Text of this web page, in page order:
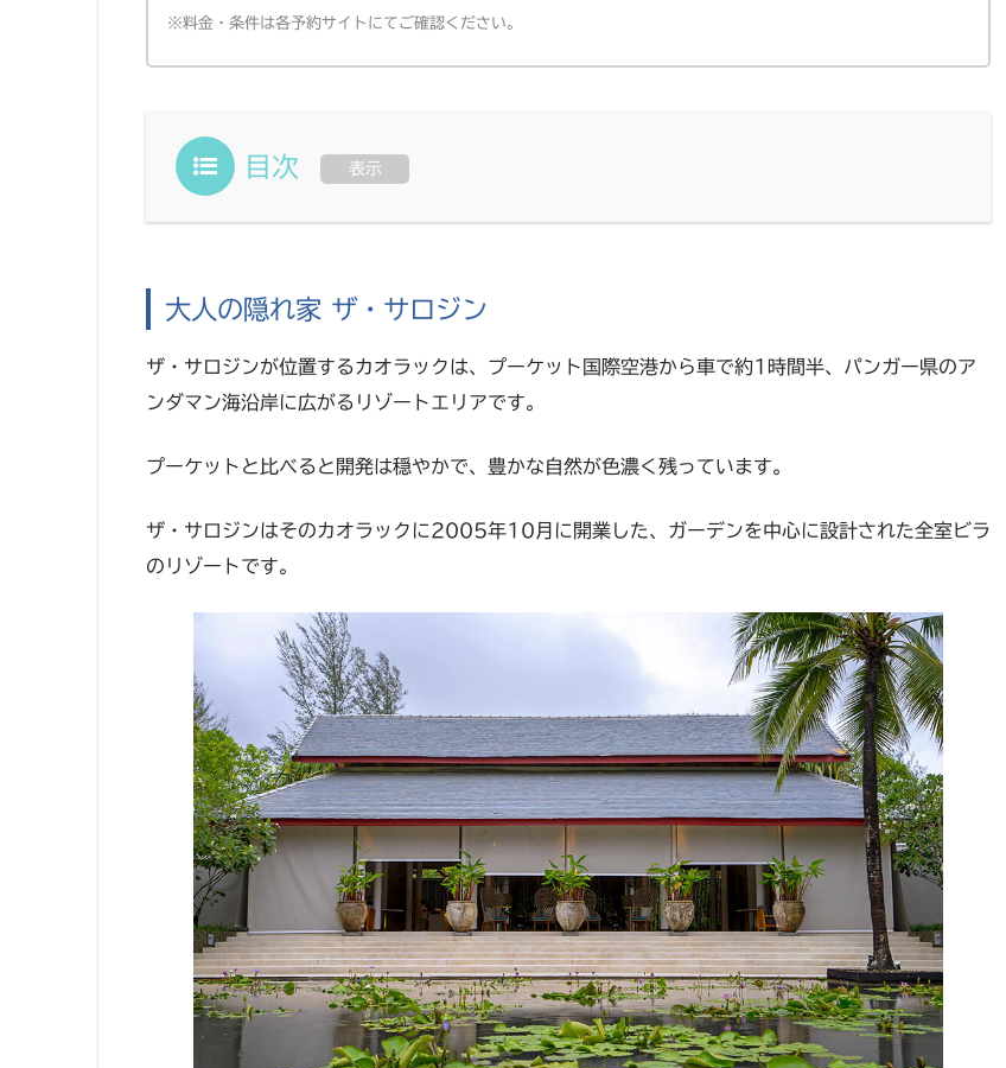
※料金・条件は各予約サイトにてご確認ください。
目次 表示
大人の隠れ家 ザ・サロジン
ザ・サロジンが位置するカオラックは、プーケット国際空港から車で約1時間半、パンガー県のア
ンダマン海沿岸に広がるリゾートエリアです。
プーケットと比べると開発は穏やかで、豊かな自然が色濃く残っています。
ザ・サロジンはそのカオラックに2005年10月に開業した、ガーデンを中心に設計された全室ビラ
のリゾートです。